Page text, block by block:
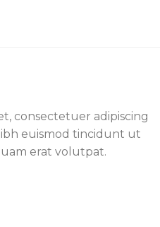
consectetuer adipiscing
euismod tincidunt ut
erat volutpat.